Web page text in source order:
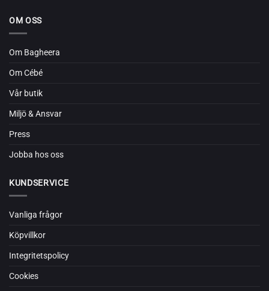
OM OSS
Om Bagheera
Om Cébé
Vår butik
Miljö & Ansvar
Press
Jobba hos oss
KUNDSERVICE
Vanliga frågor
Köpvillkor
Integritetspolicy
Cookies